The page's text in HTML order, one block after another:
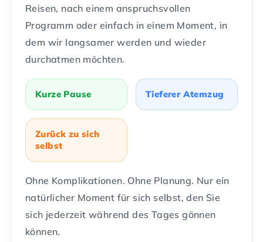
Reisen, nach einem anspruchsvollen
Programm oder einfach in einem Moment, in
dem wir langsamer werden und wieder
durchatmen möchten.
Kurze Pause Tieferer Atemzug
Zurück zu sich
selbst
Ohne Komplikationen. Ohne Planung. Nur ein
natürlicher Moment für sich selbst, den Sie
sich jederzeit während des Tages gönnen
können.